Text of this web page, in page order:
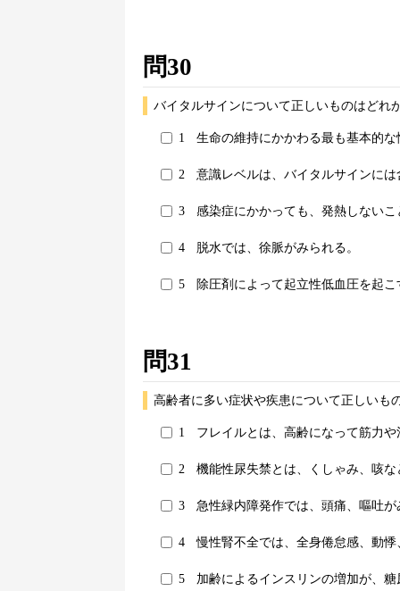
問30
バイタルサインについて正しいものはどれ
1 生命の維持にかかわる最も基本的
2 意識レベルは、バイタルサインに
3 感染症にかかっても、発熱しないこ
4 脱水では、徐脈がみられる。
5 除圧剤によって起立性低血圧を起
問31
高齢者に多い症状や疾患について正しいも
1 フレイルとは、高齢になって筋力
2 機能性尿失禁とは、くしゃみ、咳
3 急性緑内障発作では、頭痛、嘔吐
4 慢性腎不全では、全身倦怠感、動
5 加齢によるインスリンの増加が、